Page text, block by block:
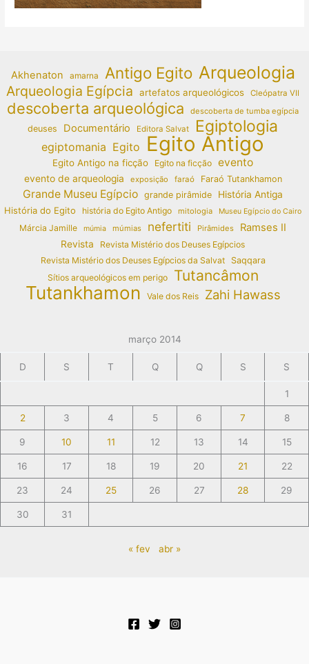
Akhenaton amarna Antigo Egito Arqueologia
Arqueologia Egípcia artefatos arqueológicos Cleópatra VII
descoberta arqueológica descoberta de tumba egípcia
deuses Documentário Editora Salvat Egiptologia
egiptomania Egito Egito Antigo
Egito Antigo na ficção Egito na ficção evento
evento de arqueologia exposição faraó Faraó Tutankhamon
Grande Museu Egípcio grande pirâmide
História Antiga
História do Egito
história do Egito Antigo mitologia Museu Egípcio do Cairo
Márcia Jamille múmia múmias nefertiti Pirâmides Ramses II
Revista
Revista Mistério dos Deuses Egípcios
Revista Mistério dos Deuses Egípcios da Salvat
Saqqara
Sítios arqueológicos em perigo
Tutancâmon
Tutankhamon Vale dos Reis Zahi Hawass
março 2014
D S T Q Q S S
1
2 3 4 5 6 7 8
9 10 11 12 13 14 15
16 17 18 19 20 21 22
23 24 25 26 27 28 29
30 31
« fev abr »